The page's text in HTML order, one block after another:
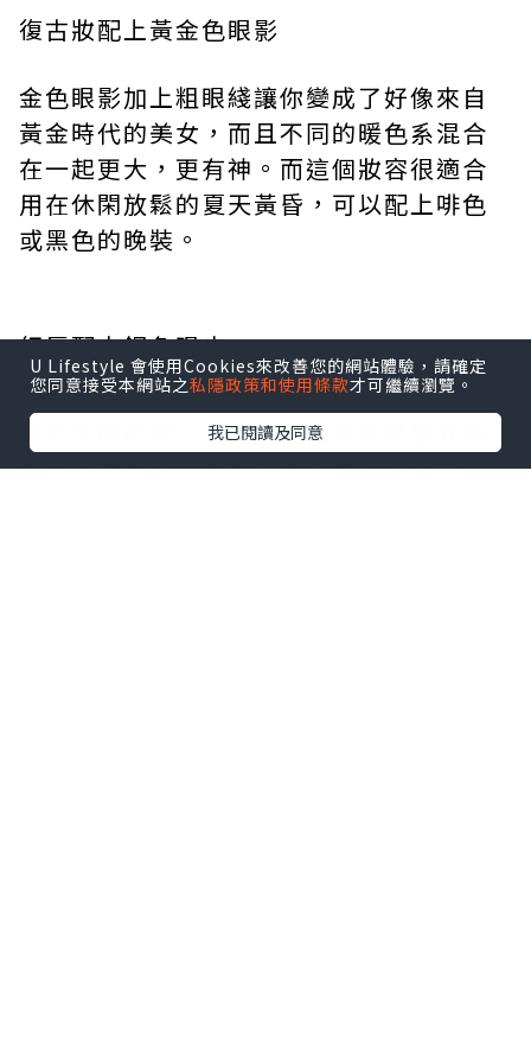
復古妝配上黃金色眼影
金色眼影加上粗眼綫讓你變成了好像來自
黃金時代的美女，而且不同的暖色系混合
在一起更大，更有神。而這個妝容很適合
用在休閑放鬆的夏天黃昏，可以配上啡色
或黑色的晚裝。
紅唇配古銅色眼皮
鮮紅色的紅唇，加上有古銅色閃閃發光的
眼皮，所有的光影均匀暈開就可以打造一
U Lifestyle 會使用Cookies來改善您的網站體驗，請確定
您同意接受本網站之私隱政策和使用條款才可繼續瀏覽。
我已閱讀及同意